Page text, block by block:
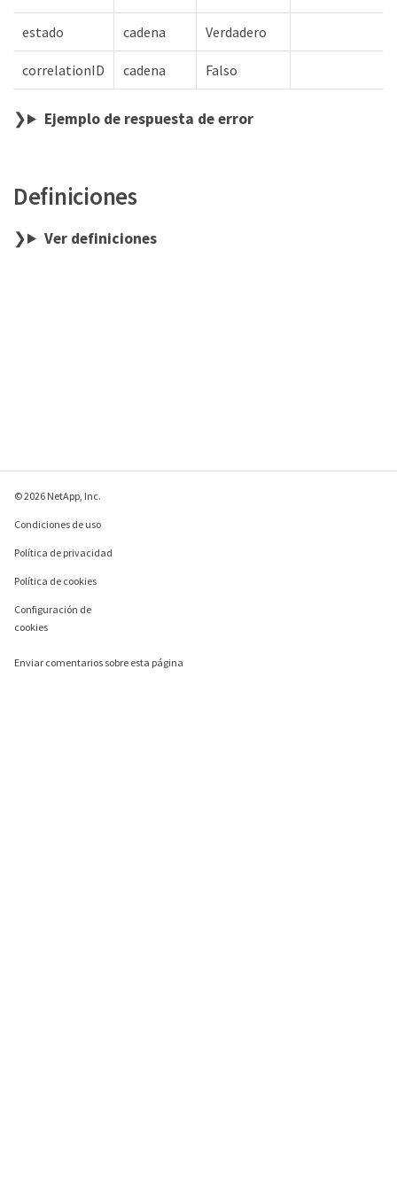
estado cadena Verdadero
correlationID cadena Falso
Ejemplo de respuesta de error
Definiciones
Ver definiciones
© 2026 NetApp, Inc.
Condiciones de uso
Política de privacidad
Política de cookies
Configuración de
cookies
Enviar comentarios sobre esta página